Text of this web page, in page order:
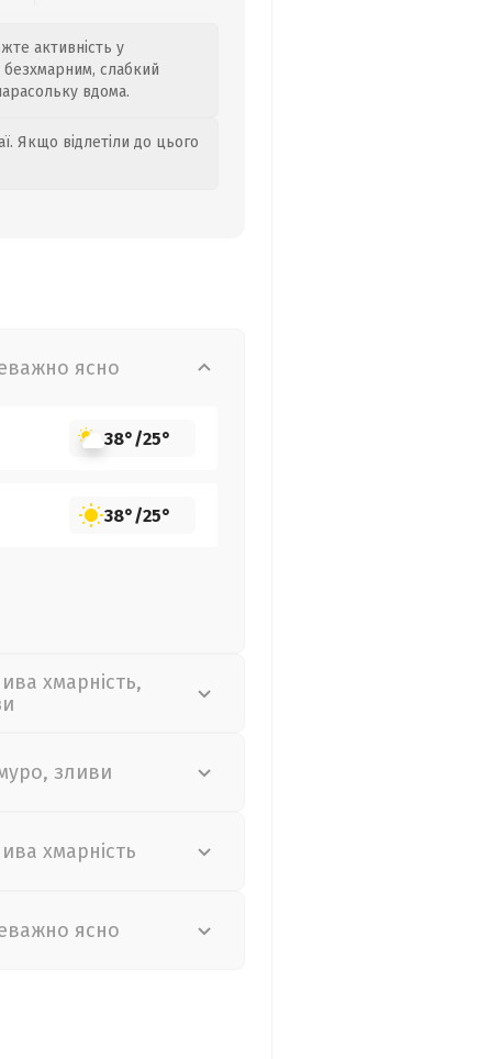
активність у
безхмарним, слабкий
вдома.
Якщо відлетіли до цього
ясно
38°/25°
38°/25°
хмарність,
зливи
хмарність
ясно